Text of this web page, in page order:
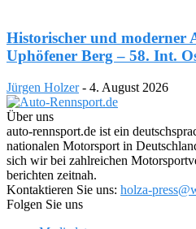
Historischer und moderner
Uphöfener Berg – 58. Int.
Jürgen Holzer - 4. August 2026
Über uns
auto-rennsport.de ist ein
nationalen Motorsport in
sich wir bei zahlreichen
berichten zeitnah.
Kontaktieren Sie uns: holza-
Folgen Sie uns